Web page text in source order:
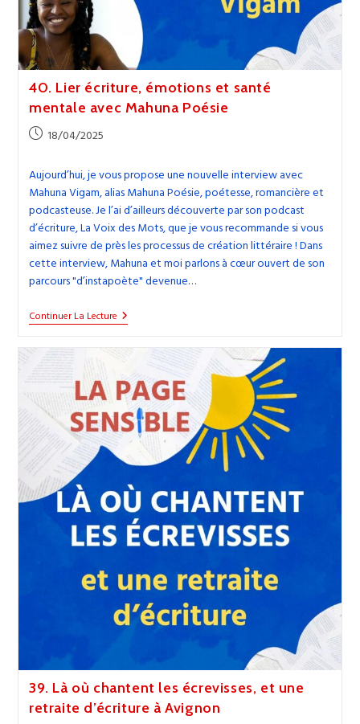
40. Lier écriture, émotions et santé
mentale avec Mahuna Poésie
Publication
18/04/2025
Aujourd’hui, je vous propose une nouvelle interview avec
Mahuna Vigam, alias Mahuna Poésie, poétesse, romancière et
podcasteuse. Je l’ai d’ailleurs découverte par son podcast
d’écriture, La Voix des Mots, que je vous recommande si vous
aimez suivre de près les processus de création littéraire ! Dans
cette interview, Mahuna et moi parlons à cœur ouvert de son
parcours "d’instapoète" devenue…
Continuer La Lecture40.
Lier
Santé
Mentale
Avec
Mahuna
Poésie
39. Là où chantent les écrevisses, et une
retraite d’écriture à Avignon